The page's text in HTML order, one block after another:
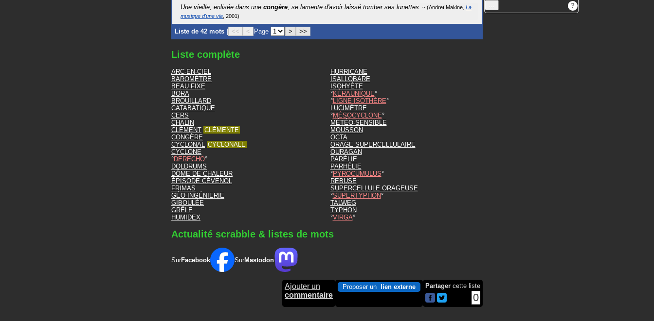
Une vieille, enlisée dans une congère , se lamente d'avoir laissé tomber ses lunettes. Andreï Makine La
musique d'une vie 2001
Liste de 42 mots << < Page > >>
Liste complète
ARC-EN-CIEL
BAROMÈTRE
BEAU FIXE
BORA
BROUILLARD
CATABATIQUE
CERS
CHALIN
CLÉMENT CLÉMENTE
CONGÈRE
CYCLONAL CYCLONALE
CYCLONE
DERECHO
DOLDRUMS
DÔME DE CHALEUR
ÉPISODE CÉVENOL
FRIMAS
GÉO-INGÉNIERIE
GIBOULÉE
GRÊLE
HUMIDEX
HURRICANE
ISALLOBARE
ISOHYÈTE
KÉRAUNIQUE
LIGNE ISOTHÈRE
LUCIMÈTRE
MÉSOCYCLONE
MÉTÉO-SENSIBLE
MOUSSON
OCTA
ORAGE SUPERCELLULAIRE
OURAGAN
PARÉLIE
PARHÉLIE
PYROCUMULUS
REBUSE
SUPERCELLULE ORAGEUSE
SUPERTYPHON
TALWEG
TYPHON
VIRGA
Actualité scrabble & listes de mots
SurFacebook SurMastodon
Ajouter un
commentaire
Proposer un lien externe Partager cette liste
0
… ?